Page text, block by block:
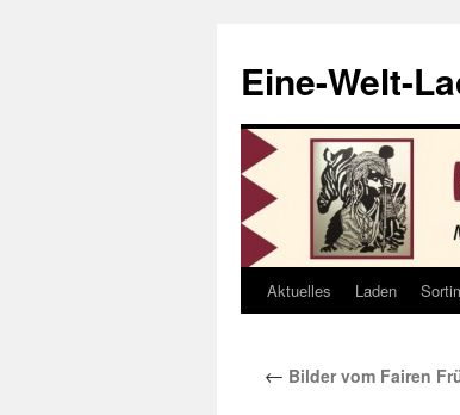
Eine-Welt-
Skip
content
Aktuelles Laden
← Bilder vom Fairen